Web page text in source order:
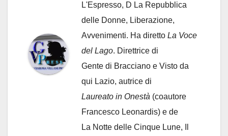
L'Espresso, D La Repubblica
delle Donne, Liberazione,
Avvenimenti. Ha diretto La Voce
del Lago. Direttrice di
Gente di Bracciano e Visto da
qui Lazio, autrice di
Laureato in Onestà (coautore
Francesco Leonardis) e de
La Notte delle Cinque Lune, Il